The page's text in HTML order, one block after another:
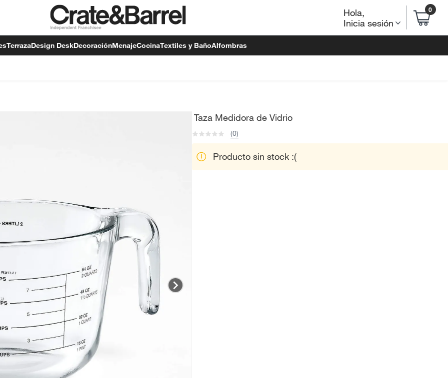
Hola,
Inicia sesión
0
TerrazaDesign DeskDecoraciónMenajeCocinaTextiles y BañoAlfombras
Taza Medidora de Vidrio
(0)
Producto sin stock :(